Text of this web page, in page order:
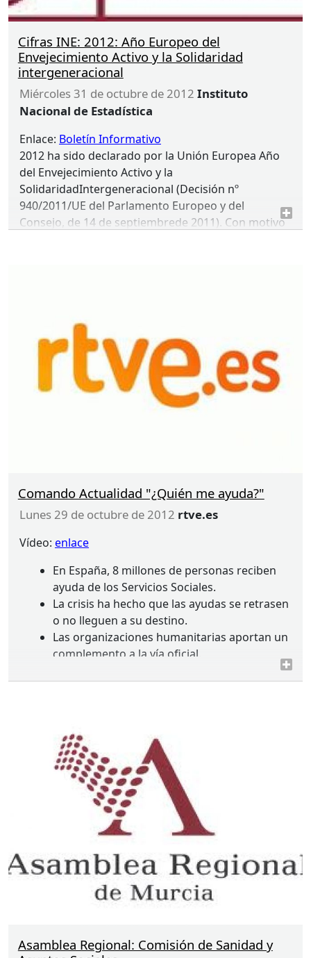
Cifras INE: 2012: Año Europeo del
Envejecimiento Activo y la Solidaridad
intergeneracional
miércoles 31 de octubre de 2012 Instituto
Nacional de Estadística
Enlace: Boletín Informativo
2012 ha sido declarado por la Unión Europea Año
del Envejecimiento Activo y la
SolidaridadIntergeneracional (Decisión nº
940/2011/UE del Parlamento Europeo y del
Consejo, de 14 de septiembrede 2011). Con motivo
España y nuestro entorno europeo.
Comando Actualidad "¿Quién me ayuda?"
lunes 29 de octubre de 2012 rtve.es
Vídeo: enlace
En España, 8 millones de personas reciben
ayuda de los Servicios Sociales.
La crisis ha hecho que las ayudas se retrasen
o no lleguen a su destino.
Las organizaciones humanitarias aportan un
complemento a la vía oficial.
Asamblea Regional: Comisión de Sanidad y